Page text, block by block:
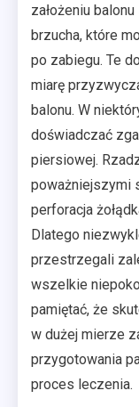
założeniu
brzucha, które
po zabiegu. Te
miarę
balonu. W
doświadczać
piersiowej.
poważniejszymi
perforacja
Dlatego
przestrzegali
wszelkie
pamiętać, że
w dużej mierze
przygotowania
proces leczenia.